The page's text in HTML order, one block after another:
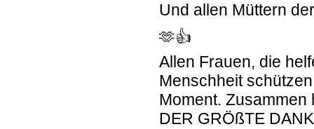
Und allen Müttern
🫶👍
Allen Frauen, die
Menschheit
Moment. Zusammen
DER GRÖßTE